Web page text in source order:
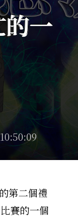
一
第二個禮
賽的一個